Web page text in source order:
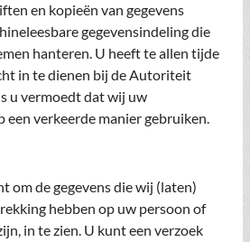
en kopieën van gegevens
gegevensindeling die
hanteren. U heeft te allen tijde
in te dienen bij de Autoriteit
u vermoedt dat wij uw
een verkeerde manier gebruiken.
om de gegevens die wij (laten)
hebben op uw persoon of
in te zien. U kunt een verzoek